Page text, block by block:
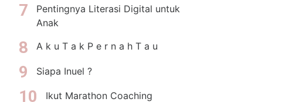
Pentingnya Literasi Digital untuk
Anak
A k u T a k P e r n a h T a u
Siapa Inuel ?
Ikut Marathon Coaching